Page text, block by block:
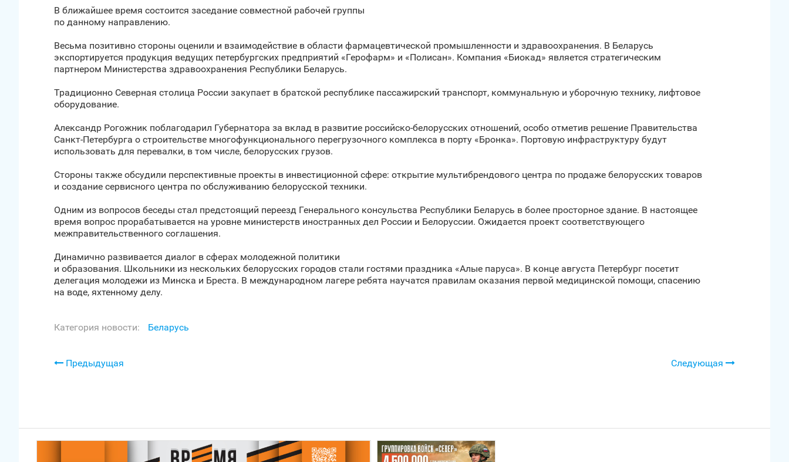
В ближайшее время состоится заседание совместной рабочей группы
по данному направлению.
Весьма позитивно стороны оценили и взаимодействие в области фармацевтической промышленности и здравоохранения. В Беларусь
экспортируется продукция ведущих петербургских предприятий «Герофарм» и «Полисан». Компания «Биокад» является стратегическим
партнером Министерства здравоохранения Республики Беларусь.
Традиционно Северная столица России закупает в братской республике пассажирский транспорт, коммунальную и уборочную технику, лифтовое
оборудование.
Александр Рогожник поблагодарил Губернатора за вклад в развитие российско-белорусских отношений, особо отметив решение Правительства
Санкт‑Петербурга о строительстве многофункционального перегрузочного комплекса в порту «Бронка». Портовую инфраструктуру будут
использовать для перевалки, в том числе, белорусских грузов.
Стороны также обсудили перспективные проекты в инвестиционной сфере: открытие мультибрендового центра по продаже белорусских товаров
и создание сервисного центра по обслуживанию белорусской техники.
Одним из вопросов беседы стал предстоящий переезд Генерального консульства Республики Беларусь в более просторное здание. В настоящее
время вопрос прорабатывается на уровне министерств иностранных дел России и Белоруссии. Ожидается проект соответствующего
межправительственного соглашения.
Динамично развивается диалог в сферах молодежной политики
и образования. Школьники из нескольких белорусских городов стали гостями праздника «Алые паруса». В конце августа Петербург посетит
делегация молодежи из Минска и Бреста. В международном лагере ребята научатся правилам оказания первой медицинской помощи, спасению
на воде, яхтенному делу.
Категория новости: Беларусь
Предыдущая Следующая